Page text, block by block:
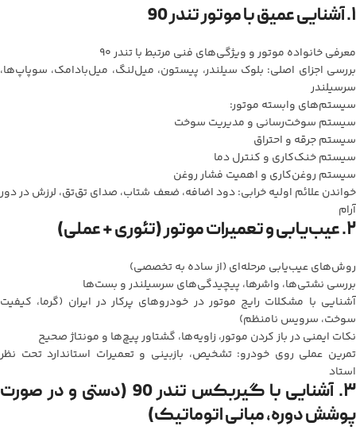
۱. آشنایی عمیق با موتور تندر 90
معرفی خانواده موتور و ویژگی‌های فنی مرتبط با تندر 90
بررسی اجزای اصلی: بلوک سیلندر، پیستون، میل‌لنگ، میل‌بادامک، سوپاپ‌ها،
سرسیلندر
سیستم‌های وابسته موتور:
سیستم سوخت‌رسانی و مدیریت سوخت
سیستم جرقه و احتراق
سیستم خنک‌کاری و کنترل دما
سیستم روغن‌کاری و اهمیت فشار روغن
خواندن علائم اولیه خرابی: دود اضافه، ضعف شتاب، صدای تق‌تق، لرزش در دور
آرام
۲. عیب‌یابی و تعمیرات موتور (تئوری + عملی)
روش‌های عیب‌یابی مرحله‌ای (از ساده به تخصصی)
بررسی نشتی‌ها، واشرها، پیچیدگی‌های سرسیلندر و بست‌ها
آشنایی با مشکلات رایج موتور در خودروهای پرکار در ایران (گرما، کیفیت
سوخت، سرویس نامنظم)
نکات ایمنی در باز کردن موتور، زاویه‌ها، گشتاور پیچ‌ها و مونتاژ صحیح
تمرین عملی روی خودرو: تشخیص، بازبینی و تعمیرات استاندارد تحت نظر
استاد
۳. آشنایی با گیربکس تندر 90 (دستی و در صورت
پوشش دوره، مبانی اتوماتیک)